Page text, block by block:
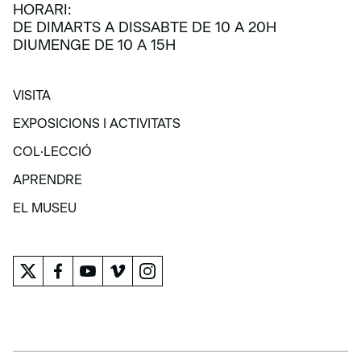
HORARI:
DE DIMARTS A DISSABTE DE 10 A 20H
DIUMENGE DE 10 A 15H
VISITA
VISITA
EXPOSICIONS I ACTIVITATS
EXPOSICIONS I ACTIVITATS
COL·LECCIÓ
COL·LECCIÓ
APRENDRE
APRENDRE
EL MUSEU